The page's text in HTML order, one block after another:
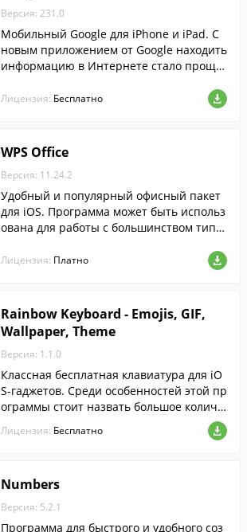
Версия: 231.0
Мобильный Google для iPhone и iPad. C
новым приложением от Google находить
информацию в Интернете стало проще
Лицензия: Бесплатно
WPS Office
Версия: 11.24.2
Удобный и популярный офисный пакет
для iOS. Программа может быть использ
ована для работы с большинством типо
Лицензия: Платно
Rainbow Keyboard - Emojis, GIF,
Wallpaper, Theme
Версия: 1.1.0
Классная бесплатная клавиатура для iO
S-гаджетов. Среди особенностей этой пр
ограммы стоит назвать большое количе
ство тем оформления и милых обоев, а т
акже прикольных смайлов и стикеров.
Лицензия: Бесплатно
Numbers
Версия: 5.2.1
Программа для быстрого и удобного соз